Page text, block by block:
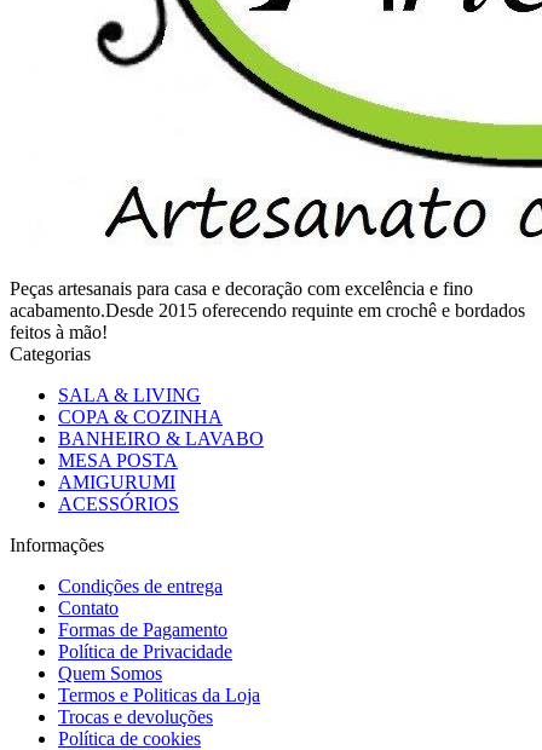
Peças artesanais para casa e decoração com excelência e fino
acabamento.Desde 2015 oferecendo requinte em crochê e bordados
feitos à mão!
Categorias
SALA & LIVING
COPA & COZINHA
BANHEIRO & LAVABO
MESA POSTA
AMIGURUMI
ACESSÓRIOS
Informações
Condições de entrega
Contato
Formas de Pagamento
Política de Privacidade
Quem Somos
Termos e Politicas da Loja
Trocas e devoluções
Política de cookies